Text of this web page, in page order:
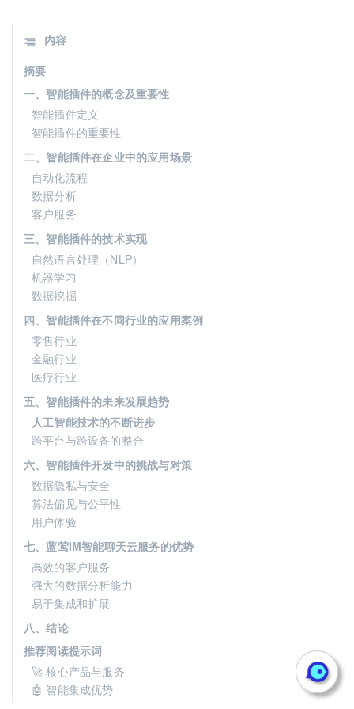
内容
摘要
一、智能插件的概念及重要性
智能插件定义
智能插件的重要性
二、智能插件在企业中的应用场景
自动化流程
数据分析
客户服务
三、智能插件的技术实现
自然语言处理（NLP）
机器学习
数据挖掘
四、智能插件在不同行业的应用案例
零售行业
金融行业
医疗行业
五、智能插件的未来发展趋势
人工智能技术的不断进步
跨平台与跨设备的整合
六、智能插件开发中的挑战与对策
数据隐私与安全
算法偏见与公平性
用户体验
七、蓝莺IM智能聊天云服务的优势
高效的客户服务
强大的数据分析能力
易于集成和扩展
八、结论
推荐阅读提示词
🚀 核心产品与服务
🤖 智能集成优势